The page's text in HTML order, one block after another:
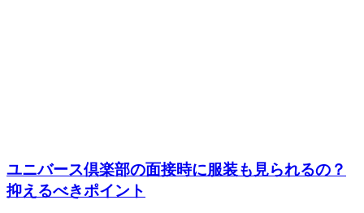
ユニバース倶楽部の面接時に服装も見られるの？
抑えるべきポイント